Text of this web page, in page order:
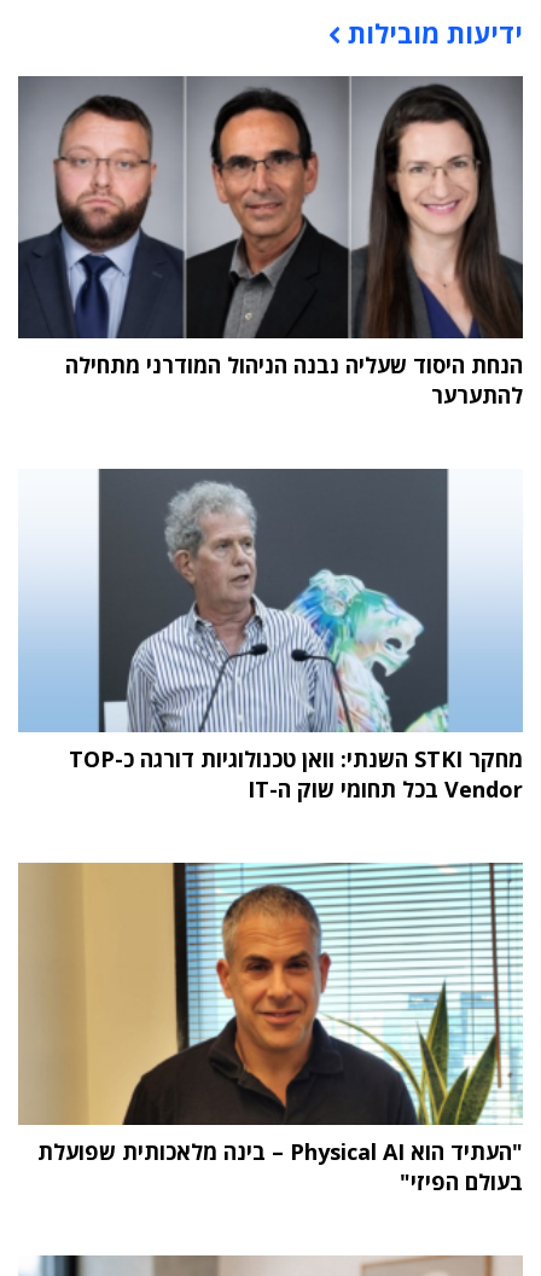
תוכן פרסומי
ידיעות מובילות
הנחת היסוד שעליה נבנה הניהול המודרני מתחילה
להתערער
מחקר STKI השנתי: וואן טכנולוגיות דורגה כ-TOP
Vendor בכל תחומי שוק ה-IT
"העתיד הוא Physical AI – בינה מלאכותית שפועלת
בעולם הפיזי"